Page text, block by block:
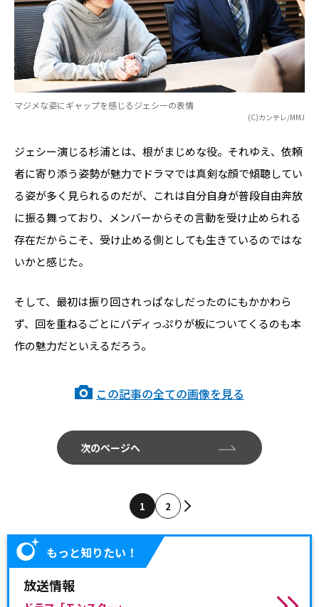
マジメな姿にギャップを感じるジェシーの表情
(C)カンテレ/MMJ
ジェシー演じる杉浦とは、根がまじめな役。それゆえ、依頼
者に寄り添う姿勢が魅力でドラマでは真剣な顔で傾聴してい
る姿が多く見られるのだが、これは自分自身が普段自由奔放
に振る舞っており、メンバーからその言動を受け止められる
存在だからこそ、受け止める側としても生きているのではな
いかと感じた。
そして、最初は振り回されっぱなしだったのにもかかわら
ず、回を重ねるごとにバディっぷりが板についてくるのも本
作の魅力だといえるだろう。
この記事の全ての画像を見る
次のページへ
1 2
もっと知りたい！
放送情報